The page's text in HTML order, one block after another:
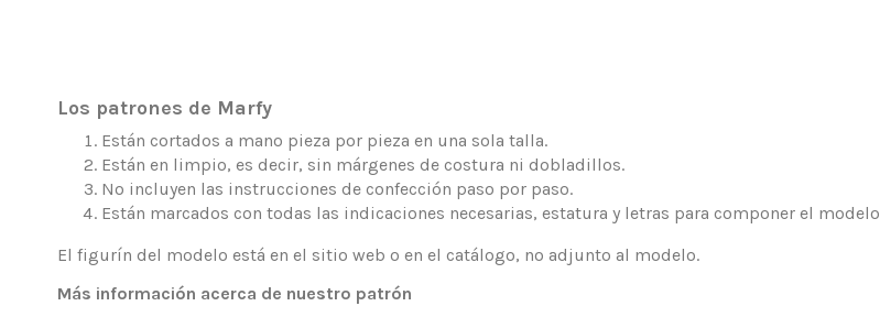
Los patrones de Marfy
Están cortados a mano pieza por pieza en una sola talla.
Están en limpio, es decir, sin márgenes de costura ni dobladillos.
No incluyen las instrucciones de confección paso por paso.
Están marcados con todas las indicaciones necesarias, estatura y letras para componer el modelo
El figurín del modelo está en el sitio web o en el catálogo, no adjunto al modelo.
Más información acerca de nuestro patrón